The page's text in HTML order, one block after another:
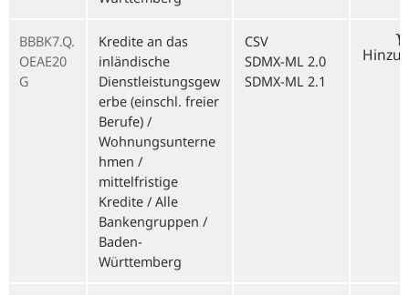
BBBK7.Q.
OEAE20
G
Kredite an das
inländische
Dienstleistungsgew
erbe (einschl. freier
Berufe) /
Wohnungsunterne
hmen /
mittelfristige
Kredite / Alle
Bankengruppen /
Baden-
Württemberg
CSV
SDMX-ML 2.0
SDMX-ML 2.1